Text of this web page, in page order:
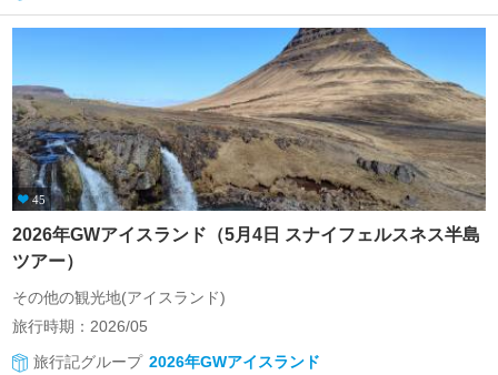
45
2026年GWアイスランド（5月4日 スナイフェルスネス半島
ツアー）
その他の観光地(アイスランド)
旅行時期：2026/05
旅行記グループ 2026年GWアイスランド